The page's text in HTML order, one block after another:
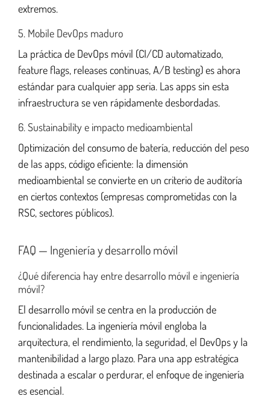
extremos.
5. Mobile DevOps maduro
La práctica de DevOps móvil (CI/CD automatizado,
feature flags, releases continuas, A/B testing) es ahora
estándar para cualquier app seria. Las apps sin esta
infraestructura se ven rápidamente desbordadas.
6. Sustainability e impacto medioambiental
Optimización del consumo de batería, reducción del peso
de las apps, código eficiente: la dimensión
medioambiental se convierte en un criterio de auditoría
en ciertos contextos (empresas comprometidas con la
RSC, sectores públicos).
FAQ — Ingeniería y desarrollo móvil
¿Qué diferencia hay entre desarrollo móvil e ingeniería
móvil?
El desarrollo móvil se centra en la producción de
funcionalidades. La ingeniería móvil engloba la
arquitectura, el rendimiento, la seguridad, el DevOps y la
mantenibilidad a largo plazo. Para una app estratégica
destinada a escalar o perdurar, el enfoque de ingeniería
es esencial.